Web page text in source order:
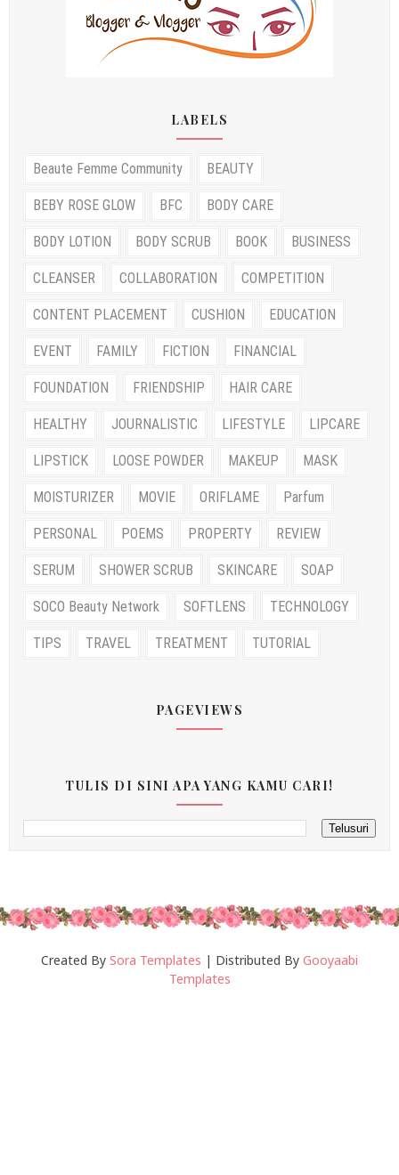
LABELS
Beaute Femme Community BEAUTY
BEBY ROSE GLOW BFC BODY CARE
BODY LOTION BODY SCRUB BOOK BUSINESS
CLEANSER COLLABORATION COMPETITION
CONTENT PLACEMENT CUSHION EDUCATION
EVENT FAMILY FICTION FINANCIAL
FOUNDATION FRIENDSHIP HAIR CARE
HEALTHY JOURNALISTIC LIFESTYLE LIPCARE
LIPSTICK LOOSE POWDER MAKEUP MASK
MOISTURIZER MOVIE ORIFLAME Parfum
PERSONAL POEMS PROPERTY REVIEW
SERUM SHOWER SCRUB SKINCARE SOAP
SOCO Beauty Network SOFTLENS TECHNOLOGY
TIPS TRAVEL TREATMENT TUTORIAL
PAGEVIEWS
TULIS DI SINI APA YANG KAMU CARI!
Created By Sora Templates | Distributed By Gooyaabi
Templates